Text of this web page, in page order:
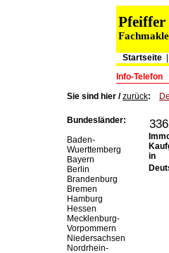
Startseite|
Info-Telefon
Sie sind hier /zurück:
Bundesländer:
Baden-
Wuerttemberg
Bayern
Berlin
Brandenburg
Bremen
Hamburg
Hessen
Mecklenburg-
Vorpommern
Niedersachsen
Nordrhein-
in